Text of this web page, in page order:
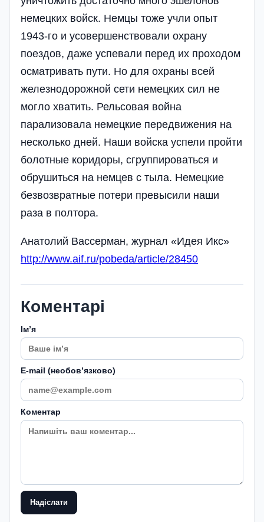
немецких войск. Немцы тоже учли опыт
1943-го и усовершенствовали охрану
поездов, даже успевали перед их проходом
осматривать пути. Но для охраны всей
железнодорожной сети немецких сил не
могло хватить. Рельсовая война
парализовала немецкие передвижения на
несколько дней. Наши войска успели пройти
болотные коридоры, сгруппироваться и
обрушиться на немцев с тыла. Немецкие
безвозвратные потери превысили наши
раза в полтора.
Анатолий Вассерман, журнал «Идея Икс»
http://www.aif.ru/pobeda/article/28450
Коментарі
Імʼя
E-mail (необовʼязково)
Коментар
Надіслати